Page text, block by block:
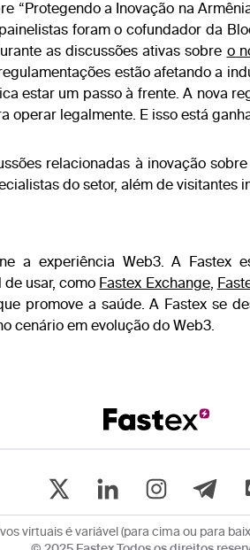
“Protegendo a Inovação na
foram o cofundador da
as discussões ativas sobre o
estão afetando a
estar um passo à frente. A nova
operar legalmente. E isso está
relacionadas à inovação
do setor, além de visitantes
a experiência Web3. A Fastex
usar, como Fastex Exchange,
promove a saúde. A Fastex se
cenário em evolução do Web3.
virtuais é variável (para cima ou para